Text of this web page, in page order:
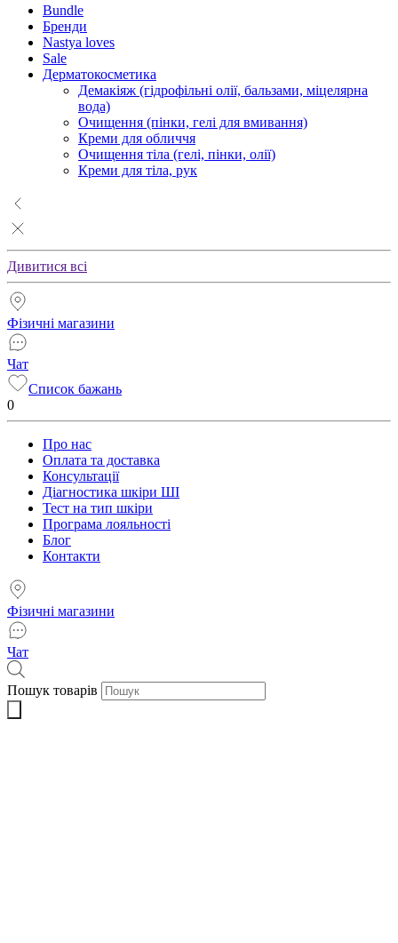
Bundle
Бренди
Nastya loves
Sale
Дерматокосметика
Демакіяж (гідрофільні олії, бальзами, міцелярна
вода)
Очищення (пінки, гелі для вмивання)
Креми для обличчя
Очищення тіла (гелі, пінки, олії)
Креми для тіла, рук
Дивитися всі
Фізичні магазини
Чат
Список бажань
0
Про нас
Оплата та доставка
Консультації
Діагностика шкіри ШІ
Тест на тип шкіри
Програма лояльності
Блог
Контакти
Фізичні магазини
Чат
Пошук товарів